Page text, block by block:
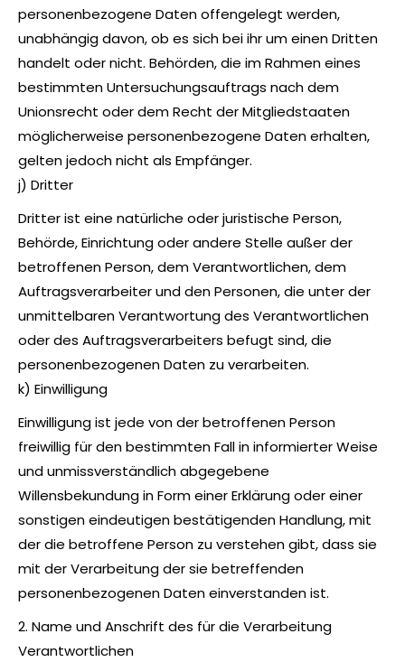
personenbezogene Daten offengelegt werden,
unabhängig davon, ob es sich bei ihr um einen Dritten
handelt oder nicht. Behörden, die im Rahmen eines
bestimmten Untersuchungsauftrags nach dem
Unionsrecht oder dem Recht der Mitgliedstaaten
möglicherweise personenbezogene Daten erhalten,
gelten jedoch nicht als Empfänger.
j) Dritter
Dritter ist eine natürliche oder juristische Person,
Behörde, Einrichtung oder andere Stelle außer der
betroffenen Person, dem Verantwortlichen, dem
Auftragsverarbeiter und den Personen, die unter der
unmittelbaren Verantwortung des Verantwortlichen
oder des Auftragsverarbeiters befugt sind, die
personenbezogenen Daten zu verarbeiten.
k) Einwilligung
Einwilligung ist jede von der betroffenen Person
freiwillig für den bestimmten Fall in informierter Weise
und unmissverständlich abgegebene
Willensbekundung in Form einer Erklärung oder einer
sonstigen eindeutigen bestätigenden Handlung, mit
der die betroffene Person zu verstehen gibt, dass sie
mit der Verarbeitung der sie betreffenden
personenbezogenen Daten einverstanden ist.
2. Name und Anschrift des für die Verarbeitung
Verantwortlichen